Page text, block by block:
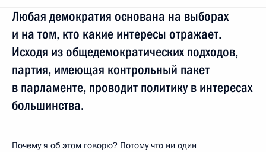
Любая демократия основана на выборах
и на том, кто какие интересы отражает.
Исходя из общедемократических подходов,
партия, имеющая контрольный пакет
в парламенте, проводит политику в интересах
большинства.
Почему я об этом говорю? Потому что ни один